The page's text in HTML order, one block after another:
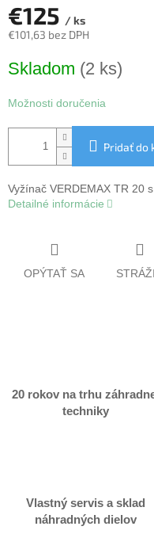
€125 / ks
€101,63 bez DPH
cena:
Skladom (2 ks)
Možnosti doručenia
Pridať do
Vyžínač VERDEMAX TR 20
Detailné informácie
OPÝTAŤ SA
20 rokov na trhu
techniky
Vlastný servis a sklad
náhradných dielov